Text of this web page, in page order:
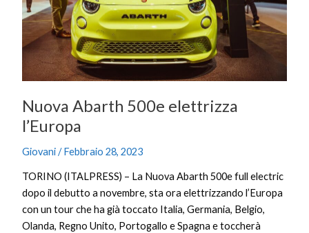
Nuova Abarth 500e elettrizza
l’Europa
Giovani/Febbraio 28, 2023
TORINO (ITALPRESS) – La Nuova Abarth 500e full electric
dopo il debutto a novembre, sta ora elettrizzando l’Europa
con un tour che ha già toccato Italia, Germania, Belgio,
Olanda, Regno Unito, Portogallo e Spagna e toccherà